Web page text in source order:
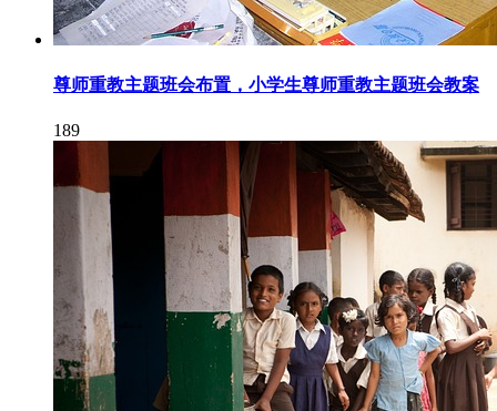
尊师重教主题班会布置，小学生尊师重教主题班会教案
189